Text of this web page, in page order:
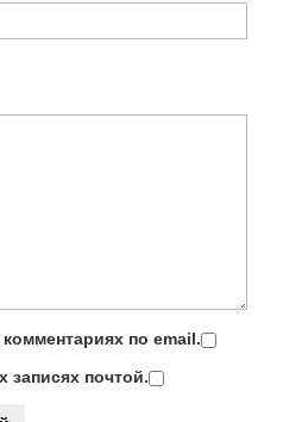
по email.
записях почтой.